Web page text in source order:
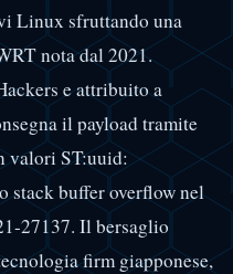
Linux sfruttando una
nota dal 2021.
e attribuito a
il payload tramite
valori ST:uuid:
stack buffer overflow nel
27137. Il bersaglio
firm giapponese,